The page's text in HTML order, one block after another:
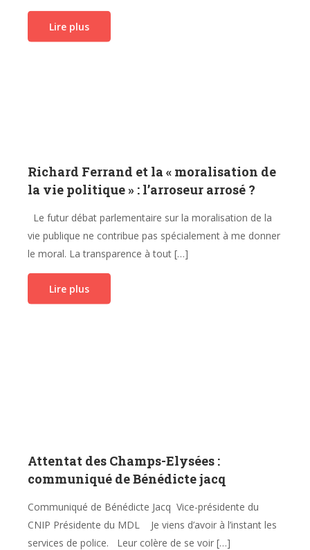
Lire plus
Richard Ferrand et la « moralisation de
la vie politique » : l’arroseur arrosé ?
Le futur débat parlementaire sur la moralisation de la
vie publique ne contribue pas spécialement à me donner
le moral. La transparence à tout […]
Lire plus
Attentat des Champs-Elysées :
communiqué de Bénédicte jacq
Communiqué de Bénédicte Jacq Vice-présidente du
CNIP Présidente du MDL Je viens d’avoir à l’instant les
services de police. Leur colère de se voir […]